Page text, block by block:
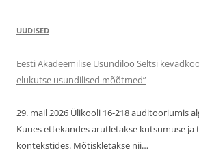
UUDISED
Eesti Akadeemilise Usundiloo Seltsi
elukutse usundilised mõõtmed”
29. mail 2026 Ülikooli 16-218 auditooriumis
Kuues ettekandes arutletakse kutsumuse ja
kontekstides. Mõtiskletakse nii…